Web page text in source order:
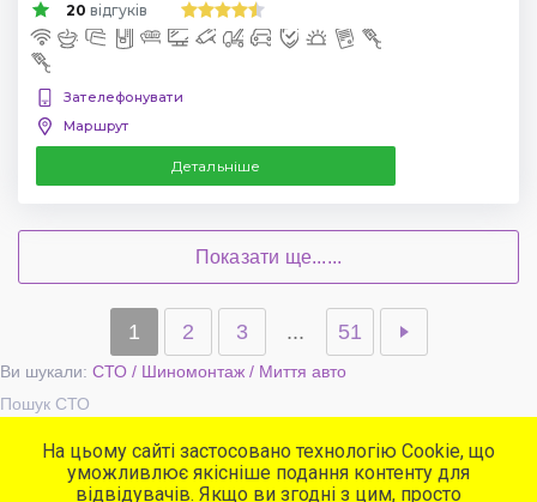
20 відгуків
Зателефонувати
Маршрут
Детальніше
Показати ще......
1 2 3 ... 51
Ви шукали: СТО / Шиномонтаж / Миття авто
Пошук СТО
Популярні сервіси
СТО
На цьому сайті застосовано технологію Cookie, що
уможливлює якісніше подання контенту для
відвідувачів. Якщо ви згодні з цим, просто